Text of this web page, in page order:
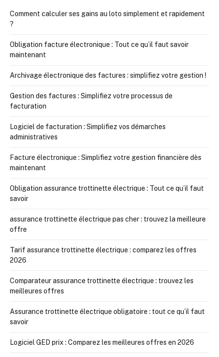
Comment calculer ses gains au loto simplement et rapidement
?
Obligation facture électronique : Tout ce qu’il faut savoir
maintenant
Archivage électronique des factures : simplifiez votre gestion !
Gestion des factures : Simplifiez votre processus de
facturation
Logiciel de facturation : Simplifiez vos démarches
administratives
Facture électronique : Simplifiez votre gestion financière dès
maintenant
Obligation assurance trottinette électrique : Tout ce qu’il faut
savoir
assurance trottinette électrique pas cher : trouvez la meilleure
offre
Tarif assurance trottinette électrique : comparez les offres
2026
Comparateur assurance trottinette électrique : trouvez les
meilleures offres
Assurance trottinette électrique obligatoire : tout ce qu’il faut
savoir
Logiciel GED prix : Comparez les meilleures offres en 2026